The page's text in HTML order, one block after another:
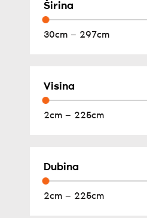
Širina
30cm — 297cm
Visina
2cm — 225cm
Dubina
2cm — 225cm